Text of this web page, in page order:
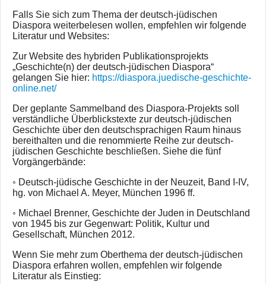
Falls Sie sich zum Thema der deutsch-jüdischen
Diaspora weiterbelesen wollen, empfehlen wir folgende
Literatur und Websites:
Zur Website des hybriden Publikationsprojekts
„Geschichte(n) der deutsch-jüdischen Diaspora“
gelangen Sie hier: https://diaspora.juedische-geschichte-
online.net/
Der geplante Sammelband des Diaspora-Projekts soll
verständliche Überblickstexte zur deutsch-jüdischen
Geschichte über den deutschsprachigen Raum hinaus
bereithalten und die renommierte Reihe zur deutsch-
jüdischen Geschichte beschließen. Siehe die fünf
Vorgängerbände:
◦ Deutsch-jüdische Geschichte in der Neuzeit, Band I-IV,
hg. von Michael A. Meyer, München 1996 ff.
◦ Michael Brenner, Geschichte der Juden in Deutschland
von 1945 bis zur Gegenwart: Politik, Kultur und
Gesellschaft, München 2012.
Wenn Sie mehr zum Oberthema der deutsch-jüdischen
Diaspora erfahren wollen, empfehlen wir folgende
Literatur als Einstieg: